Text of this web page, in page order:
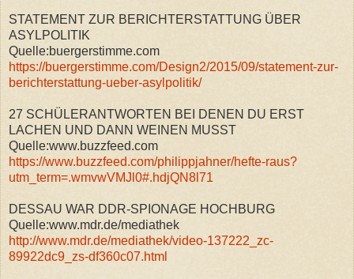
STATEMENT ZUR BERICHTERSTATTUNG ÜBER
ASYLPOLITIK
Quelle:buergerstimme.com
https://buergerstimme.com/Design2/2015/09/statement-zur-
berichterstattung-ueber-asylpolitik/
27 SCHÜLERANTWORTEN BEI DENEN DU ERST
LACHEN UND DANN WEINEN MUSST
Quelle:www.buzzfeed.com
https://www.buzzfeed.com/philippjahner/hefte-raus?
utm_term=.wmvwVMJl0#.hdjQN8l71
DESSAU WAR DDR-SPIONAGE HOCHBURG
Quelle:www.mdr.de/mediathek
http://www.mdr.de/mediathek/video-137222_zc-
89922dc9_zs-df360c07.html